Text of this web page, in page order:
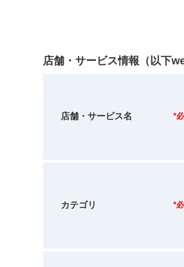
店舗・サービス情報（以下
店舗・サービス名 *
カテゴリ *